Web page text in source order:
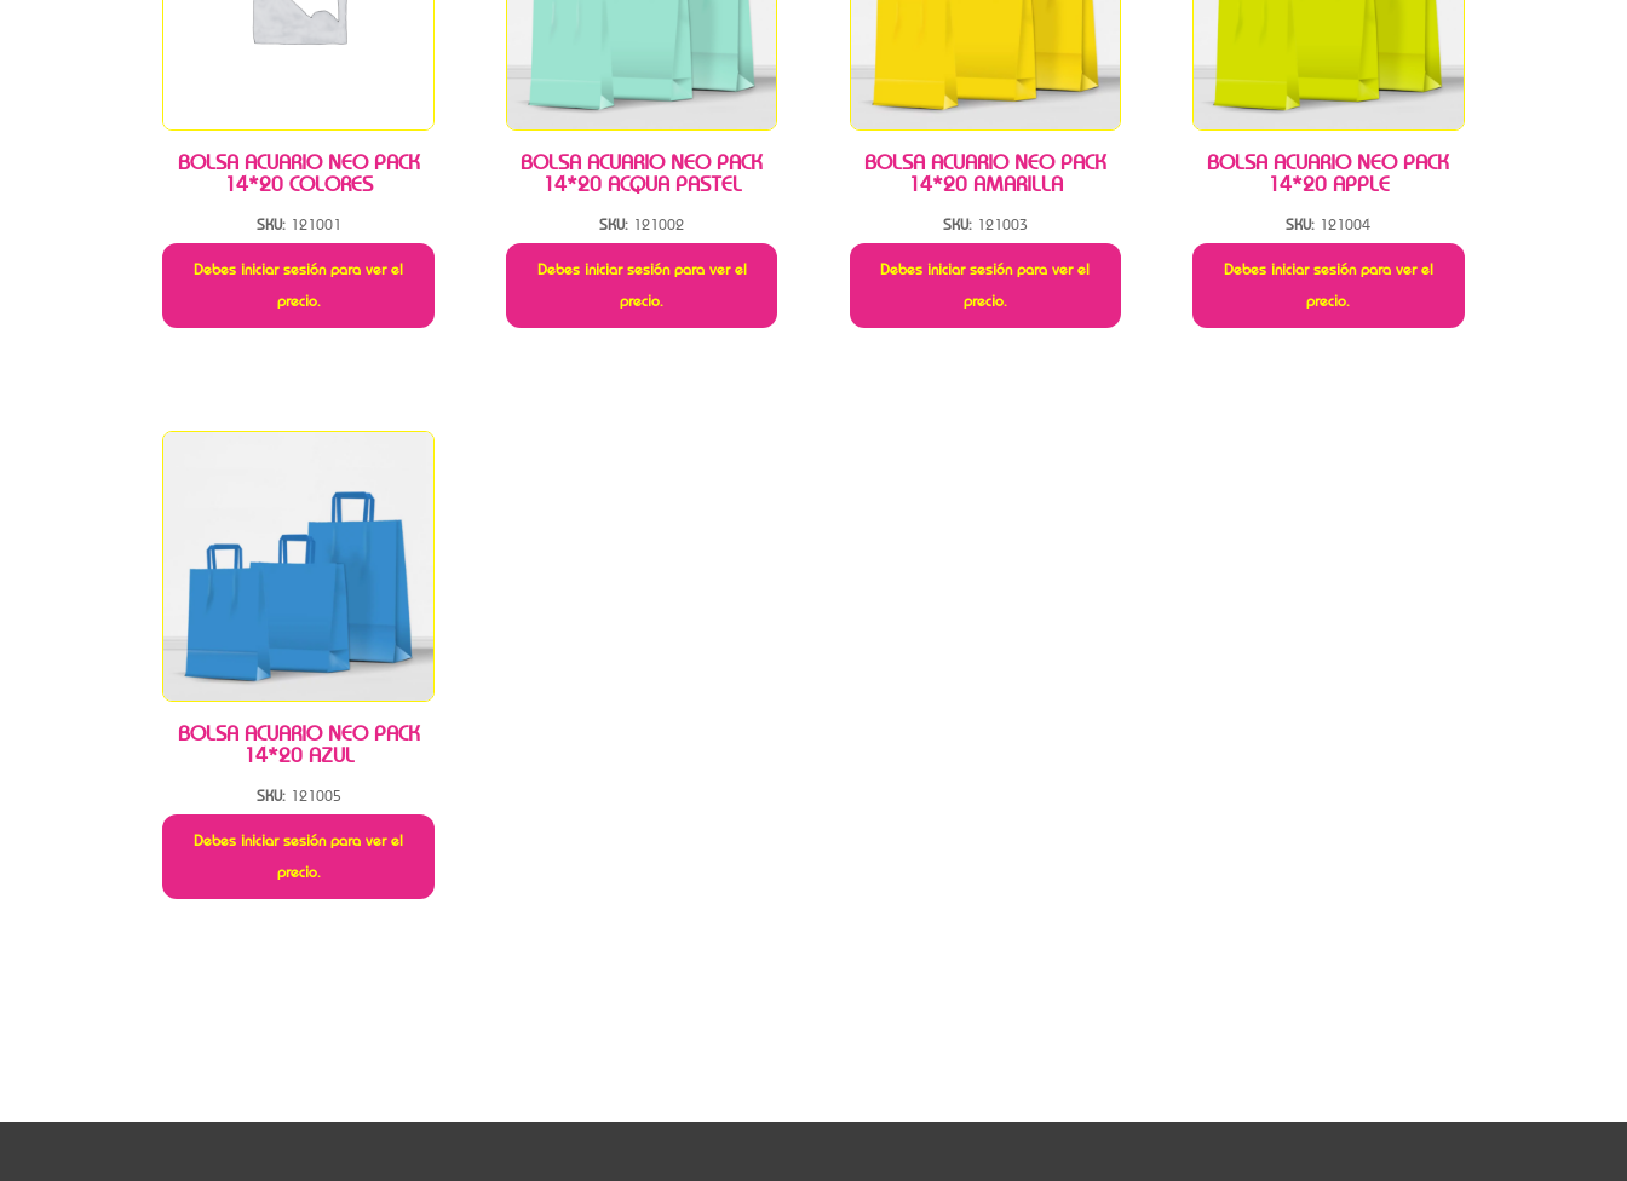
BOLSA ACUARIO NEO PACK
14*20 COLORES
SKU: 121001
Debes iniciar sesión para ver el
precio.
BOLSA ACUARIO NEO PACK
14*20 ACQUA PASTEL
SKU: 121002
Debes iniciar sesión para ver el
precio.
BOLSA ACUARIO NEO PACK
14*20 AMARILLA
SKU: 121003
Debes iniciar sesión para ver el
precio.
BOLSA ACUARIO NEO PACK
14*20 APPLE
SKU: 121004
Debes iniciar sesión para ver el
precio.
BOLSA ACUARIO NEO PACK
14*20 AZUL
SKU: 121005
Debes iniciar sesión para ver el
precio.